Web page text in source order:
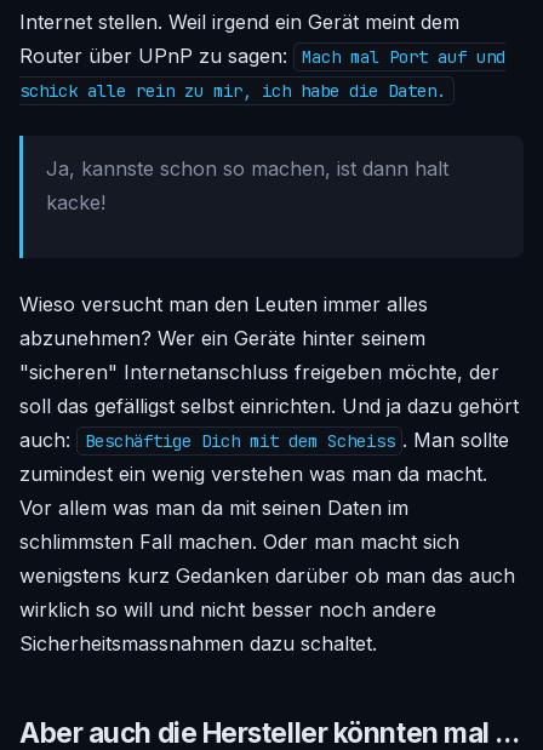
Internet stellen. Weil irgend ein Gerät meint dem
Router über UPnP zu sagen:
Mach mal Port auf und
schick alle rein zu mir, ich habe die Daten.
Ja, kannste schon so machen, ist dann halt
kacke!
Wieso versucht man den Leuten immer alles
abzunehmen? Wer ein Geräte hinter seinem
"sicheren" Internetanschluss freigeben möchte, der
soll das gefälligst selbst einrichten. Und ja dazu gehört
auch:
Beschäftige Dich mit dem Scheiss . Man sollte
zumindest ein wenig verstehen was man da macht.
Vor allem was man da mit seinen Daten im
schlimmsten Fall machen. Oder man macht sich
wenigstens kurz Gedanken darüber ob man das auch
wirklich so will und nicht besser noch andere
Sicherheitsmassnahmen dazu schaltet.
Aber auch die Hersteller könnten mal ...